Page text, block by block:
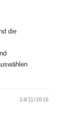
die
24/11/2016